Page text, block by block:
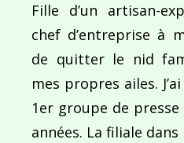
Fille d’un artisan-
chef d’entreprise à
de quitter le nid
mes propres ailes.
1er groupe de
années. La filiale